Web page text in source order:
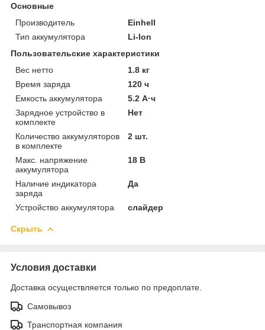
Основные
Производитель
Einhell
Тип аккумулятора
Li-Ion
Пользовательские характеристики
Вес нетто
1.8 кг
Время заряда
120 ч
Емкость аккумулятора
5.2 А·ч
Зарядное устройство в
комплекте
Нет
Количество аккумуляторов
в комплекте
2 шт.
Макс. напряжение
аккумулятора
18 В
Наличие индикатора
заряда
Да
Устройство аккумулятора слайдер
Скрыть
Условия доставки
Доставка осуществляется только по предоплате.
Самовывоз
Транспортная компания